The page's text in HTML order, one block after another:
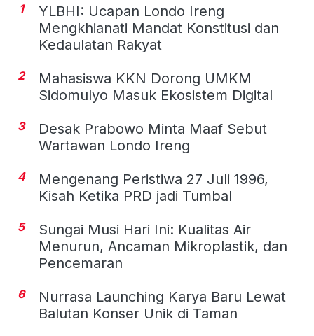
1
YLBHI: Ucapan Londo Ireng
Mengkhianati Mandat Konstitusi dan
Kedaulatan Rakyat
2
Mahasiswa KKN Dorong UMKM
Sidomulyo Masuk Ekosistem Digital
3
Desak Prabowo Minta Maaf Sebut
Wartawan Londo Ireng
4
Mengenang Peristiwa 27 Juli 1996,
Kisah Ketika PRD jadi Tumbal
5
Sungai Musi Hari Ini: Kualitas Air
Menurun, Ancaman Mikroplastik, dan
Pencemaran
6
Nurrasa Launching Karya Baru Lewat
Balutan Konser Unik di Taman